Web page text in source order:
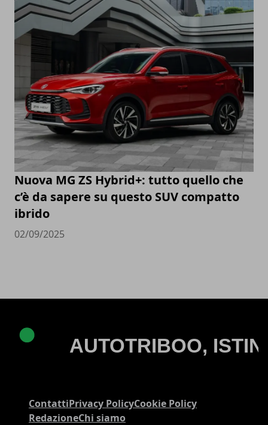
Nuova MG ZS Hybrid+: tutto quello che
c’è da sapere su questo SUV compatto
ibrido
02/09/2025
ContattiPrivacy PolicyCookie Policy
RedazioneChi siamo